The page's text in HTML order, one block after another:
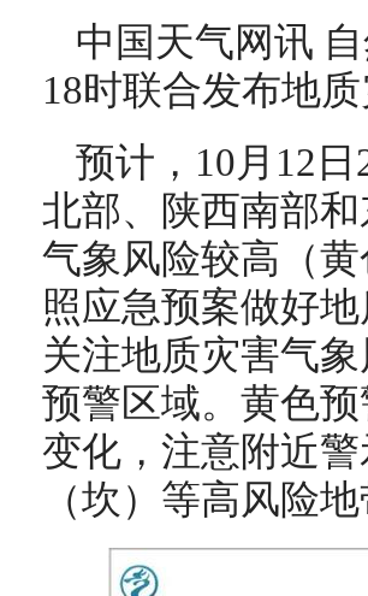
中国天气网讯
18时联合发布地
预计，10月12
北部、陕西南部
气象风险较高（
照应急预案做好
关注地质灾害气
预警区域。黄色
变化，注意附近
（坎）等高风险地